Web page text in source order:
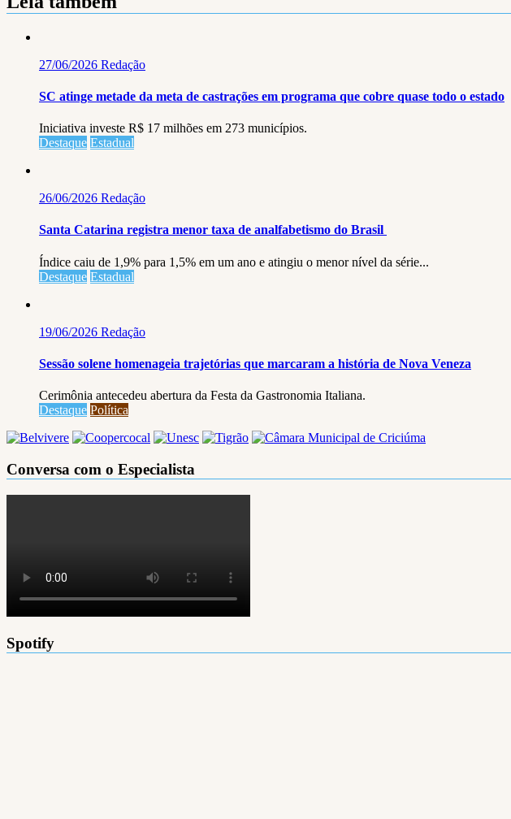
27/06/2026 Redação
SC atinge metade da meta de castrações em programa que cobre quase todo o estado
Iniciativa investe R$ 17 milhões em 273 municípios.
Destaque Estadual
26/06/2026 Redação
Santa Catarina registra menor taxa de analfabetismo do Brasil
Índice caiu de 1,9% para 1,5% em um ano e atingiu o menor nível da série...
Destaque Estadual
19/06/2026 Redação
Sessão solene homenageia trajetórias que marcaram a história de Nova Veneza
Cerimônia antecedeu abertura da Festa da Gastronomia Italiana.
Destaque Política
Conversa com o Especialista
Spotify